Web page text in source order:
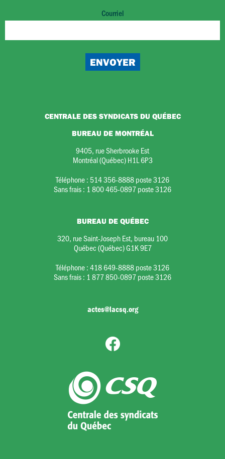
Courriel
CENTRALE DES SYNDICATS DU QUÉBEC
BUREAU DE MONTRÉAL
9405, rue Sherbrooke Est
Montréal (Québec) H1L 6P3
Téléphone : 514 356-8888 poste 3126
Sans frais : 1 800 465-0897 poste 3126
BUREAU DE QUÉBEC
320, rue Saint-Joseph Est, bureau 100
Québec (Québec) G1K 9E7
Téléphone :418 649-8888 poste 3126
Sans frais : 1 877 850-0897 poste 3126
actes@lacsq.org